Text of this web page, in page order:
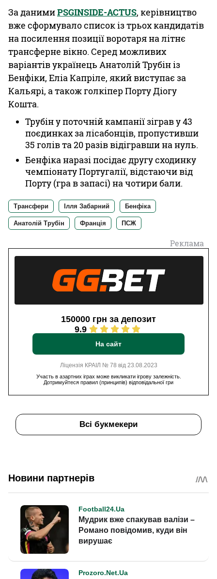
За данимиPSGINSIDE-ACTUS, керівництво
вже сформувало список із трьох кандидатів
на посилення позиції воротаря на літнє
трансферне вікно. Серед можливих
варіантів українець Анатолій Трубін із
Бенфіки, Еліа Капріле, який виступає за
Кальярі, а також голкіпер Порту Діогу
Кошта.
Трубін у поточній кампанії зіграв у 43
поєдинках за лісабонців, пропустивши
35 голів та 20 разів відігравши на нуль.
Бенфіка наразі посідає другу сходинку
чемпіонату Португалії, відстаючи від
Порту (гра в запасі) на чотири бали.
Трансфери Ілля Забарний Бенфіка
Анатолій Трубін Франція ПСЖ
Реклама
150000 грн за депозит
9.9
На сайт
Ліцензія КРАІЛ № 78 від 23.08.2023
Участь в азартних іграх може викликати ігрову залежність.
Дотримуйтеся правил (принципів) відповідальної гри
Всі букмекери